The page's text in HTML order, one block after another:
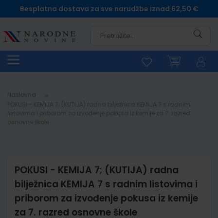
Besplatna dostava za sve narudžbe iznad 62,50 €
Naslovna
POKUSI - KEMIJA 7; (KUTIJA) radna
bilježnica KEMIJA 7 s radnim listovima i
priborom za izvođenje pokusa iz kemije
za 7. razred osnovne škole